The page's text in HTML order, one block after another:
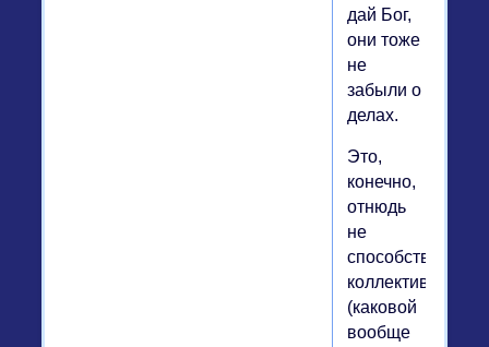
дай Бог,
они тоже
не
забыли о
делах.
Это,
конечно,
отнюдь
не
способствует
коллективизму
(каковой
вообще